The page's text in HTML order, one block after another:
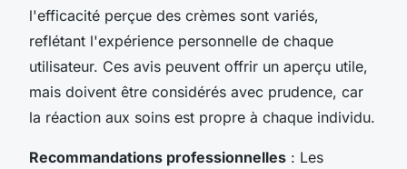
l'efficacité perçue des crèmes sont variés,
reflétant l'expérience personnelle de chaque
utilisateur. Ces avis peuvent offrir un aperçu utile,
mais doivent être considérés avec prudence, car
la réaction aux soins est propre à chaque individu.
Recommandations professionnelles : Les